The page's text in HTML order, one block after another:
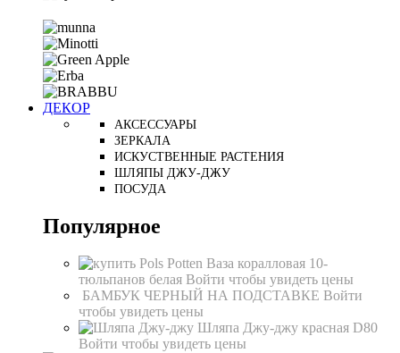
ДЕКОР
АКСЕССУАРЫ
ЗЕРКАЛА
ИСКУСТВЕННЫЕ РАСТЕНИЯ
ШЛЯПЫ ДЖУ-ДЖУ
ПОСУДА
Популярное
Ваза коралловая 10-
тюльпанов белая Войти чтобы увидеть цены
БАМБУК ЧЕРНЫЙ НА ПОДСТАВКЕ Войти
чтобы увидеть цены
Шляпа Джу-джу красная D80
Войти чтобы увидеть цены